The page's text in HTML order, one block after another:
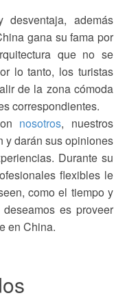
además
gana su fama por
que no se
lo tanto, los turistas
de la zona cómoda
correspondientes.
nosotros, nuestros
y darán sus opiniones
Durante su
flexibles le
como el tiempo y
es proveer
en China.